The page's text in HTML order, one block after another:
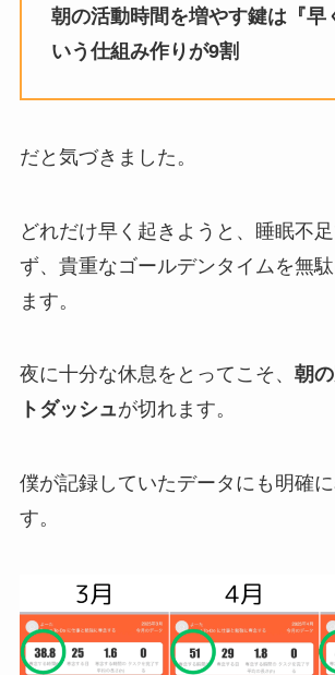
朝の活動時間を増やす鍵は『早
いう仕組み作りが9割
だと気づきました。
どれだけ早く起きようと、睡眠不
ず、貴重なゴールデンタイムを無
ます。
夜に十分な休息をとってこそ、 朝
トダッシュが切れます。
僕が記録していたデータにも明確
す。